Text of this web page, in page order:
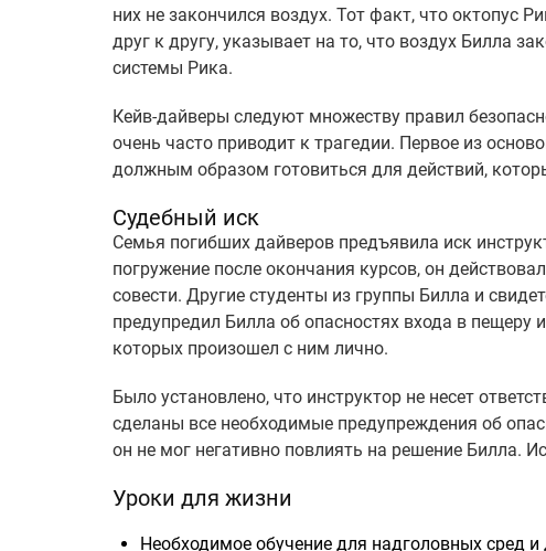
них не закончился воздух. Тот факт, что октопус
друг к другу, указывает на то, что воздух Билла
системы Рика.
Кейв-дайверы следуют множеству правил
очень часто приводит к трагедии. Первое из
должным образом готовиться для действий,
Судебный иск
Семья погибших дайверов предъявила иск
погружение после окончания курсов, он
совести. Другие студенты из группы Билла и
предупредил Билла об опасностях входа в пещеру
которых произошел с ним лично.
Было установлено, что инструктор не несет
сделаны все необходимые предупреждения об
он не мог негативно повлиять на решение Билла.
Уроки для жизни
Необходимое обучение для надголовных сред